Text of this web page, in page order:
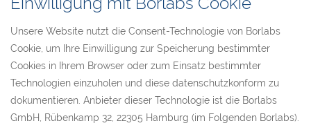
Unsere Website nutzt die Consent-Technologie von Borlabs
Cookie, um Ihre Einwilligung zur Speicherung bestimmter
Cookies in Ihrem Browser oder zum Einsatz bestimmter
Technologien einzuholen und diese datenschutzkonform zu
dokumentieren. Anbieter dieser Technologie ist die Borlabs
GmbH, Rübenkamp 32, 22305 Hamburg (im Folgenden Borlabs).